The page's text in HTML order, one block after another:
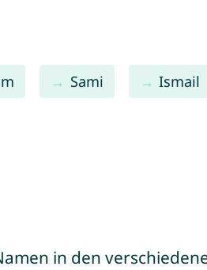
Sami Ismail
in den